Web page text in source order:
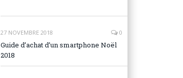
27 NOVEMBRE 2018 0
Guide d’achat d’un smartphone Noël
2018